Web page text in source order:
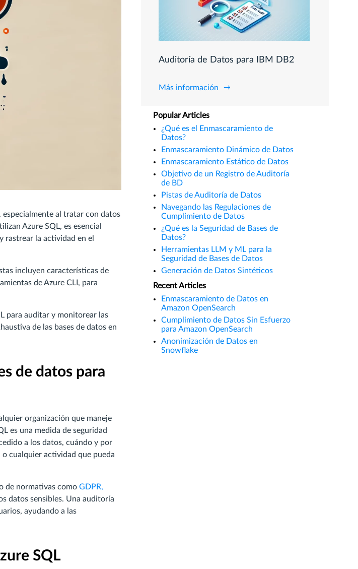
especialmente al tratar con datos
Azure SQL, es esencial
rastrear la actividad en el
incluyen características de
de Azure CLI, para
para auditar y monitorear las
de las bases de datos en
de datos para
organización que maneje
es una medida de seguridad
a los datos, cuándo y por
cualquier actividad que pueda
de normativas como GDPR,
datos sensibles. Una auditoría
ayudando a las
SQL
Auditoría de Datos para IBM DB2
Más información
Popular Articles
¿Qué es el Enmascaramiento de
Datos?
Enmascaramiento Dinámico de Datos
Enmascaramiento Estático de Datos
Objetivo de un Registro de Auditoría
de BD
Pistas de Auditoría de Datos
Navegando las Regulaciones de
Cumplimiento de Datos
¿Qué es la Seguridad de Bases de
Datos?
Herramientas LLM y ML para la
Seguridad de Bases de Datos
Generación de Datos Sintéticos
Recent Articles
Enmascaramiento de Datos en
Amazon OpenSearch
Cumplimiento de Datos Sin Esfuerzo
para Amazon OpenSearch
Anonimización de Datos en
Snowflake